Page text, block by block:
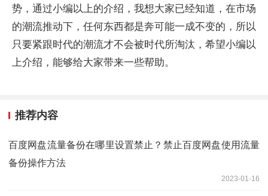
势，通过小编以上的介绍，我想大家已经知道，在市场
的潮流推动下，任何东西都是奔可能一成不变的，所以
只要紧跟时代的潮流才不会被时代所淘汰，希望小编以
上介绍，能够给大家带来一些帮助。
推荐内容
百度网盘流量备份在哪里设置禁止？禁止百度网盘使用流量
备份操作方法
2023-01-16